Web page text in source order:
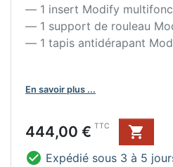
— 1 insert Modify
— 1 support de rouleau
— 1 tapis antidérapant
En savoir plus ...
Prix
444,00 € TTC

 Expédié sous 3 à 5